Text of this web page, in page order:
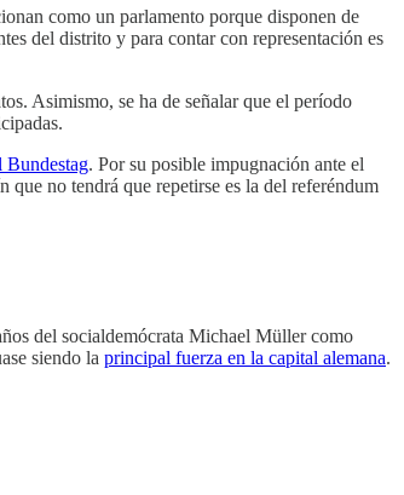
como un parlamento porque disponen de
del distrito y para contar con representación es
Asimismo, se ha de señalar que el período
Bundestag. Por su posible impugnación ante el
no tendrá que repetirse es la del referéndum
del socialdemócrata Michael Müller como
siendo la principal fuerza en la capital alemana.